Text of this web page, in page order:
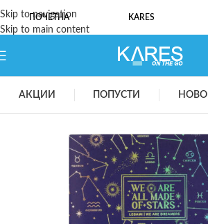
Skip to navigation
Skip to main content
ПОЧЕТНА KARES
АКЦИИ ПОПУСТИ НОВО